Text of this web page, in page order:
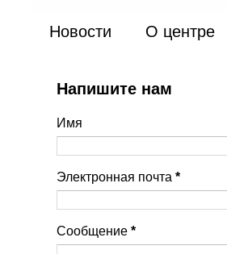
Новости О центре
Напишите нам
Имя
Электронная почта *
Сообщение *